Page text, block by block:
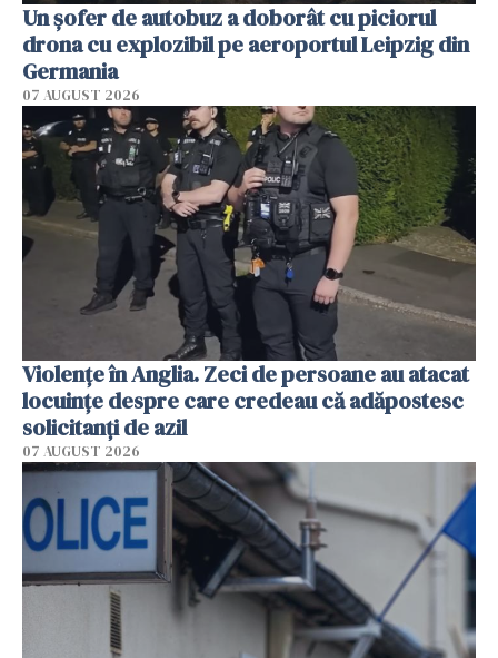
Un șofer de autobuz a doborât cu piciorul
drona cu explozibil pe aeroportul Leipzig din
Germania
07 AUGUST 2026
Violenţe în Anglia. Zeci de persoane au atacat
locuinţe despre care credeau că adăpostesc
solicitanţi de azil
07 AUGUST 2026